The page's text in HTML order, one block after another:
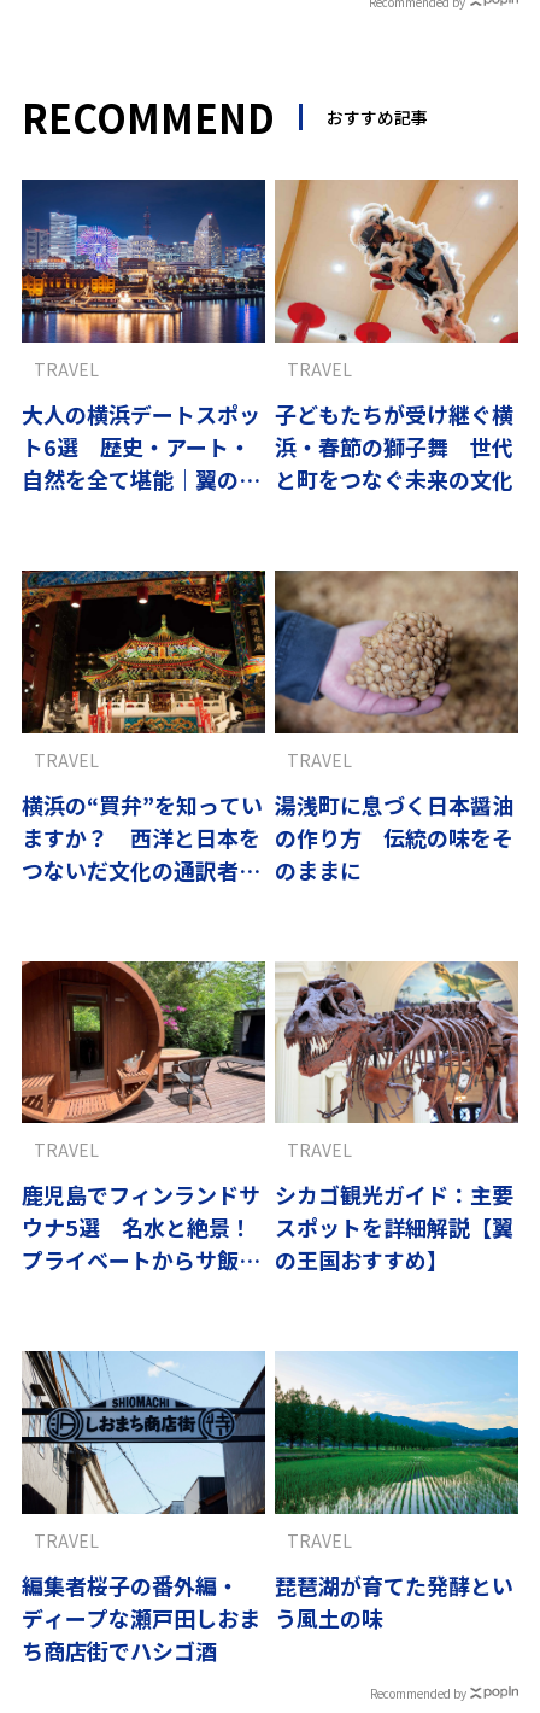
RECOMMEND おすすめ記事
大人の横浜デートスポッ
ト6選 歴史・アート・
自然を全て堪能｜翼の王
TRAVEL
子どもたちが受け継ぐ横
浜・春節の獅子舞 世代
と町をつなぐ未来の文化
TRAVEL
横浜の“買弁”を知ってい
ますか？ 西洋と日本を
つないだ文化の通訳者た
TRAVEL
湯浅町に息づく日本醤油
の作り方 伝統の味をそ
のままに
TRAVEL
鹿児島でフィンランドサ
ウナ5選 名水と絶景！
プライベートからサ飯、
TRAVEL
シカゴ観光ガイド：主要
スポットを詳細解説【翼
の王国おすすめ】
TRAVEL
編集者桜子の番外編・
ディープな瀬戸田しおま
ち商店街でハシゴ酒
TRAVEL
琵琶湖が育てた発酵とい
う風土の味
TRAVEL
Recommended by